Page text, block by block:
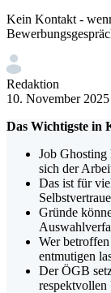
Kein Kontakt -
Redaktion
10. November 2025
Das Wichtigste in
Job Ghosting
sich der
Das ist für
Gründe
Wer
entmutigen
Der ÖGB
respektvollen